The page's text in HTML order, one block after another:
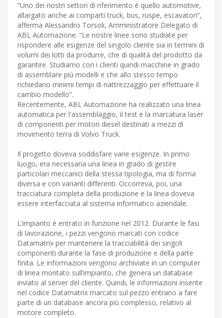
“Uno dei nostri settori di riferimento è quello automotive,
allargato anche ai comparti truck, bus, ruspe, escavatori”,
afferma Alessandro Torsoli, Amministratore Delegato di
ABL Automazione. “Le nostre linee sono studiate per
rispondere alle esigenze del singolo cliente sia in termini di
volumi dei lotti da produrre, che di qualità del prodotto da
garantire. Studiamo con i clienti quindi macchine in grado
di assemblare più modelli e che allo stesso tempo
richiedano minimi tempi di riattrezzaggio per effettuare il
cambio modello”.
Recentemente, ABL Automazione ha realizzato una linea
automatica per l'assemblaggio, il test e la marcatura laser
di componenti per motori diesel destinati a mezzi di
movimento terra di Volvo Truck.
Il progetto doveva soddisfare varie esigenze. In primo
luogo, era necessaria una linea in grado di gestire
particolari meccanici della stessa tipologia, ma di forma
diversa e con varianti differenti. Occorreva, poi, una
tracciatura completa della produzione e la linea doveva
essere interfacciata al sistema informatico aziendale.
L’impianto è entrato in funzione nel 2012. Durante le fasi
di lavorazione, i pezzi vengono marcati con codice
Datamatrix per mantenere la tracciabilità dei singoli
componenti durante la fase di produzione e della parte
finita. Le informazioni vengono archiviate in un computer
di linea montato sull’impianto, che genera un database
inviato al server del cliente. Quindi, le informazioni inserite
nel codice Datamatrix marcato sul pezzo entrano a fare
parte di un database ancora più complesso, relativo al
motore completo.